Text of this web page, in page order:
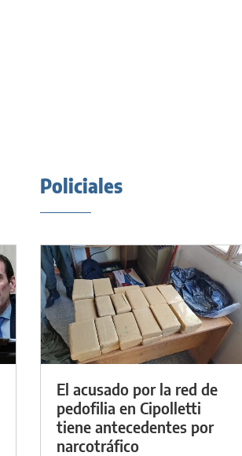
Policiales
El acusado por la red de
pedofilia en Cipolletti
tiene antecedentes por
narcotráfico